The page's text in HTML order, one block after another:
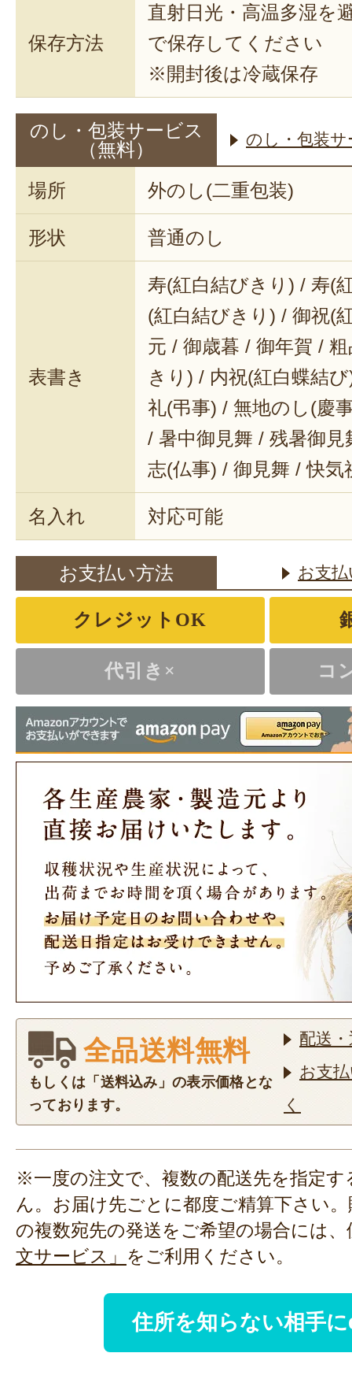
保存方法
直射日光・高温多湿を
で保存してください
※開封後は冷蔵保存
のし・包装サービス
（無料）
のし・包装
場所 外のし(二重包装)
形状 普通のし
表書き
寿(紅白結びきり) / 寿(
(紅白結びきり) / 御祝(
元 / 御歳暮 / 御年賀 /
きり) / 内祝(紅白蝶結
礼(弔事) / 無地のし(慶
/ 暑中御見舞 / 残暑御
志(仏事) / 御見舞 / 快気
名入れ 対応可能
お支払い方法 お支
クレジットOK
代引き× コ
全品送料無料
もしくは「送料込み」の表示価格とな
っております。
配送
お支
く
※一度の注文で、複数の配送先を指定
ん。お届け先ごとに都度ご精算下さい
の複数宛先の発送をご希望の場合には、
文サービス」 をご利用ください。
住所を知らない相手